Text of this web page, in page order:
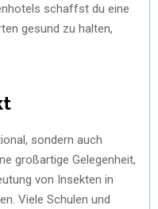
schaffst du eine
gesund zu halten,
sondern auch
großartige Gelegenheit,
von Insekten in
Viele Schulen und